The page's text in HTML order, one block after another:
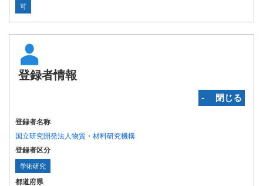
可
登録者情報
‐ 閉じる
登録者名称
国立研究開発法人物質・材料研究機構
登録者区分
学術研究
都道府県